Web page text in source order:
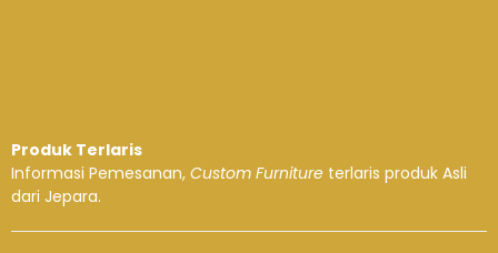
Produk Terlaris
Informasi Pemesanan, Custom Furniture terlaris produk Asli
dari Jepara.